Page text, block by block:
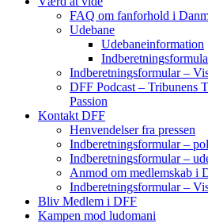
FAQ om fanforhold i
Udebane
Udebaneinformation
Indberetningsformular –
DFF Podcast – Tribunens
Passion
Kontakt DFF
Henvendelser fra pressen
Indberetningsformular –
Indberetningsformular –
Anmod om medlemskab i
Indberetningsformular –
Bliv Medlem i DFF
Kampen mod ludomani